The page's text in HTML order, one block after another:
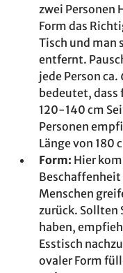
zwei Personen
Form das
Tisch und man
entfernt.
jede Person
bedeutet, dass
120-140 cm
Personen
Länge von 180
Form: Hier
Beschaffenheit
Menschen
zurück. Sollten
haben,
Esstisch
ovaler Form